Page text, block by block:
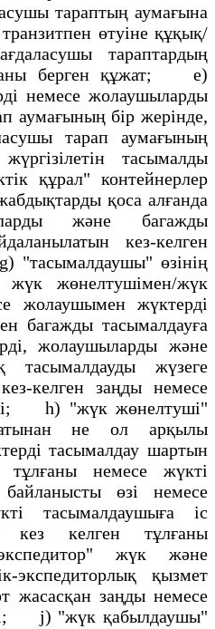
тараптың аумағына
өтуiне құқық/
тараптардың
берген құжат; e)
немесе жолаушыларды
аумағының бiр жерiнде,
тарап аумағының
тасымалды
құрал" контейнерлер
қоса алғанда
және багажды
кез-келген
"тасымалдаушы" өзiнiң
жөнелтушiмен/жүк
жолаушымен жүктердi
багажды тасымалдауға
жолаушыларды және
тасымалдауды жүзеге
келген заңды немесе
h) "жүк жөнелтуші"
не ол арқылы
тасымалдау шартын
тұлғаны немесе жүктi
өзi немесе
тасымалдаушыға iс
кез келген тұлғаны
жүк және
экспедиторлық қызмет
жасасқан заңды немесе
j) "жүк қабылдаушы"